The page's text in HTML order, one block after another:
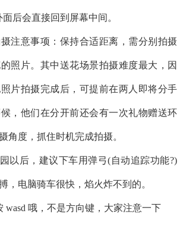
后会直接回到屏幕中间。
摄注意事项：保持合适距离，需分别拍摄
照片。其中送花场景拍摄难度最大，因
片拍摄完成后，可提前在两人即将分手
，他们在分开前还会有一次礼物赠送环
角度，抓住时机完成拍摄。
以后，建议下车用弹弓(自动追踪功能?)
，电脑骑车很快，焰火炸不到的。
wasd 哦，不是方向键，大家注意一下